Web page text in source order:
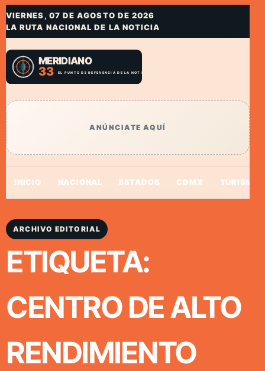
VIERNES, 07 DE AGOSTO DE 2026
LA RUTA NACIONAL DE LA NOTICIA
ANÚNCIATE AQUÍ
INICIO NACIONAL ESTADOS CDMX TURISMO
ARCHIVO EDITORIAL
ETIQUETA:
CENTRO DE ALTO
RENDIMIENTO